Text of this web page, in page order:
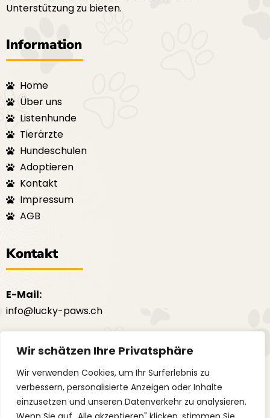
Wir schätzen Ihre Privatsphäre
Wir verwenden Cookies, um Ihr Surferlebnis zu
verbessern, personalisierte Anzeigen oder Inhalte
einzusetzen und unseren Datenverkehr zu analysieren.
Unterstützung zu bieten.
Information
Home
Über uns
Listenhunde
Tierärzte
Hundeschulen
Adoptieren
Kontakt
Impressum
AGB
Kontakt
E-Mail:
info@lucky-paws.ch
F
a
e
b
o
o
I
n
t
a
g
r